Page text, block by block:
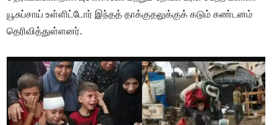
யூசுப்சாய் உள்ளிட்டோர் இந்தத் தாக்குதலுக்குக் கடும் கண்டனம்
தெரிவித்துள்ளனர்.